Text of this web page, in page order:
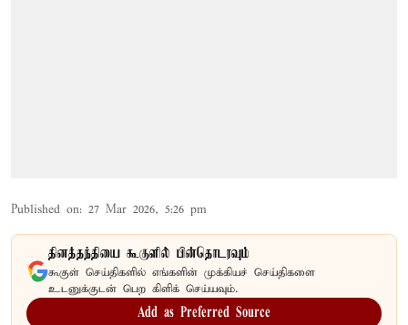
Published on: 27 Mar 2026, 5:26 pm
தினத்தந்தியை கூகுளில் பின்தொடரவும்
கூகுள் செய்திகளில் எங்களின் முக்கியச் செய்திகளை
உடனுக்குடன் பெற கிளிக் செய்யவும்.
Add as Preferred Source